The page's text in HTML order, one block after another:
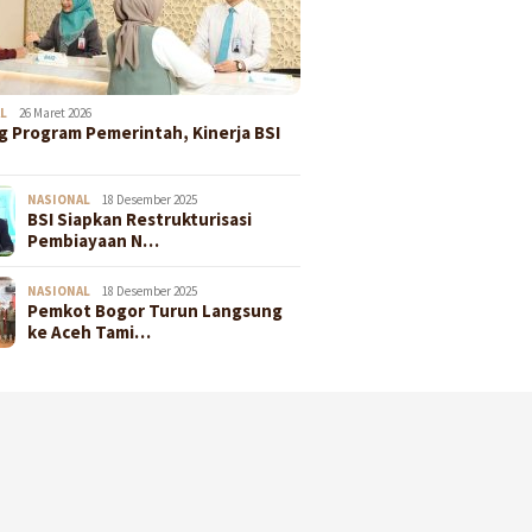
26 Maret 2026
Program Pemerintah, Kinerja BSI
NASIONAL 18 Desember 2025
BSI Siapkan Restrukturisasi
Pembiayaan N…
NASIONAL 18 Desember 2025
Pemkot Bogor Turun Langsung
ke Aceh Tami…